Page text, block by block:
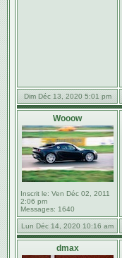
Dim Déc 13, 2020 5:01 pm
Wooow
Inscrit le: Ven Déc 02, 2011
2:06 pm
Messages: 1640
Lun Déc 14, 2020 10:16 am
dmax